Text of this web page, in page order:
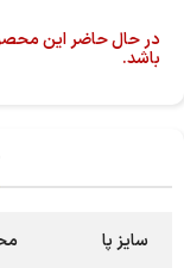
در حال حاضر این
باشد.
سایز پا